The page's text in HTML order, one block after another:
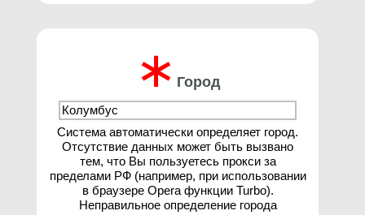
∗ Город
Система автоматически определяет город.
Отсутствие данных может быть вызвано
тем, что Вы пользуетесь прокси за
пределами РФ (например, при использовании
в браузере Opera функции Turbo).
Неправильное определение города